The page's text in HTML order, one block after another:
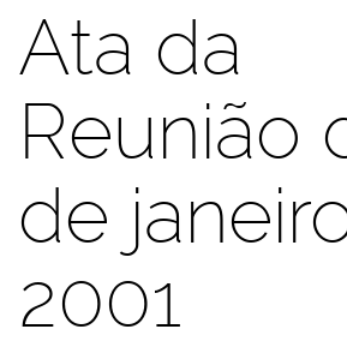
Ata da
Reunião
de
2001